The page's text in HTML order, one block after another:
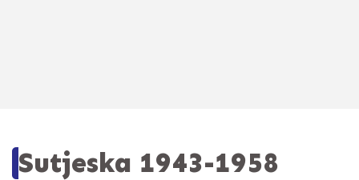
Sutjeska 1943-1958